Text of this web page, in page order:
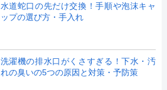
水道蛇口の先だけ交換！手順や泡沫キャ
ップの選び方・手入れ
洗濯機の排水口がくさすぎる！下水・汚
れの臭いの5つの原因と対策・予防策